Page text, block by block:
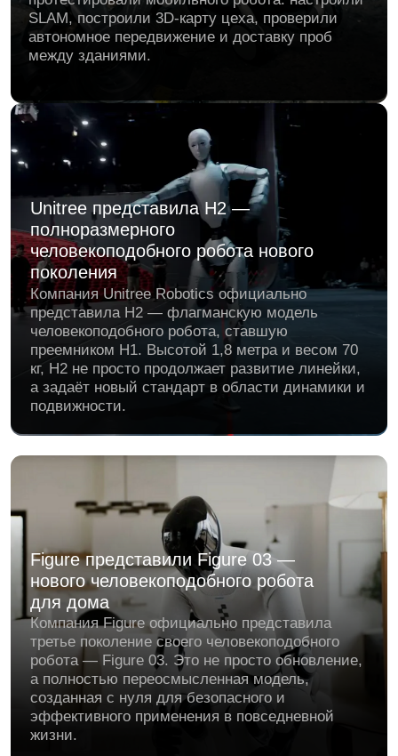
человекоподобного робота нового
поколения
Компания Unitree Robotics официально
представила H2 — флагманскую модель
человекоподобного робота, ставшую
преемником H1. Высотой 1,8 метра и весом 70
кг, H2 не просто продолжает развитие линейки,
а задаёт новый стандарт в области динамики и
подвижности.
Figure представили Figure 03 —
нового человекоподобного робота
для дома
Компания Figure официально представила
робота — Figure 03. Это не просто обновление,
Один день в Туле с Иваном:
открытия, встречи и бесконечный
драйв
Вчера мы провели невероятный день в Туле
вместе с Иваном — нашим роботом, который
умеет удивлять и собирать вокруг себя толпы
людей.